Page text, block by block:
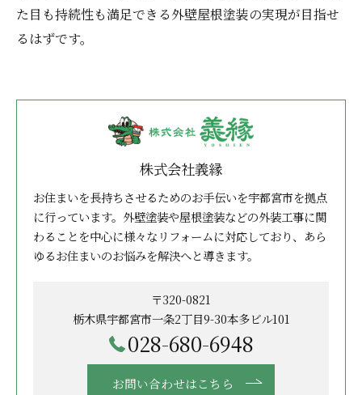
た目も持続性も満足できる外壁屋根塗装の実現が目指せ
るはずです。
株式会社義縁
お住まいを長持ちさせるためのお手伝いを宇都宮市を拠点
に行っています。外壁塗装や屋根塗装などの外装工事に関
わることを中心に様々なリフォームに対応しており、あら
ゆるお住まいのお悩みを解決へと導きます。
〒320-0821
栃木県宇都宮市一条2丁目9-30本多ビル101
028-680-6948
お問い合わせはこちら